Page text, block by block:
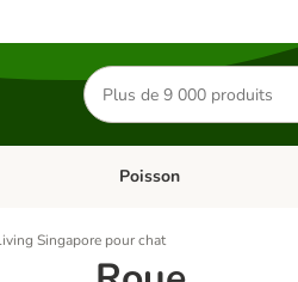
Rechercher
des
produits
Chat Dérouler les catégories:
Poisson
Singapore pour chat